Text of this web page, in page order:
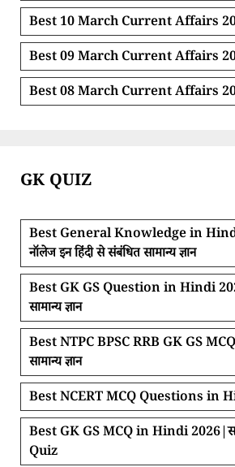
Best 10 March Current Affairs
Best 09 March Current Affairs
Best 08 March Current Affairs
GK QUIZ
Best General Knowledge in
नॉलेज इन हिंदी से संबंधित सामान्य ज्ञान
Best GK GS Question in Hindi
सामान्य ज्ञान
Best NTPC BPSC RRB GK GS
सामान्य ज्ञान
Best NCERT MCQ Questions in
Best GK GS MCQ in Hindi
Quiz